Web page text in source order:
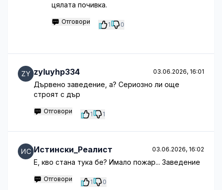
цялата почивка.
Отговори 1 0
zyluyhp334 03.06.2026, 16:01
Дървено заведение, а? Сериозно ли още
строят с дър
Отговори 1 1
Истински_Реалист 03.06.2026, 16:02
Е, кво стана тука бе? Имало пожар... Заведение
Отговори 1 0